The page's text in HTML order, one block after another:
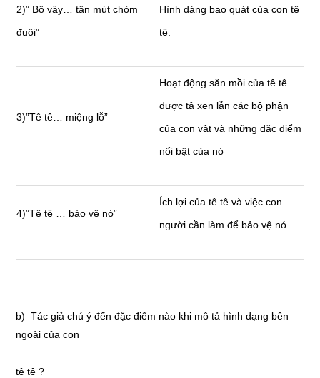
2)” Bộ vây… tận mút chỏm
đuôi”
Hình dáng bao quát của con tê
tê.
3)”Tê tê… miệng lỗ”
Hoạt động săn mồi của tê tê
được tả xen lẫn các bộ phận
của con vật và những đặc điểm
nổi bật của nó
4)”Tê tê … bảo vệ nó”
Ích lợi của tê tê và việc con
người cần làm để bảo vệ nó.
b) Tác giả chú ý đến đặc điểm nào khi mô tả hình dạng bên
ngoài của con
tê tê ?